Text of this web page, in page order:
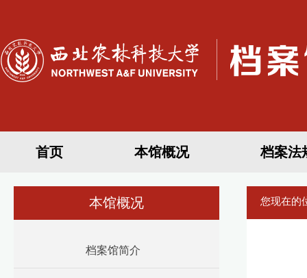
首页 本馆概况 档案法
本馆概况
档案馆简介
您现在的